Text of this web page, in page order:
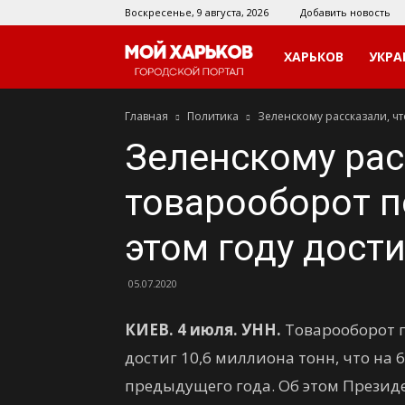
Воскресенье, 9 августа, 2026 Добавить новость
Мой
Харьков
ХАРЬКОВ
Главная Политика Зеленскому рассказали,
Зеленскому
товарооборот
этом году
05.07.2020
КИЕВ. 4 июля. УНН.
достиг 10,6 миллиона тонн, что
предыдущего года. Об этом